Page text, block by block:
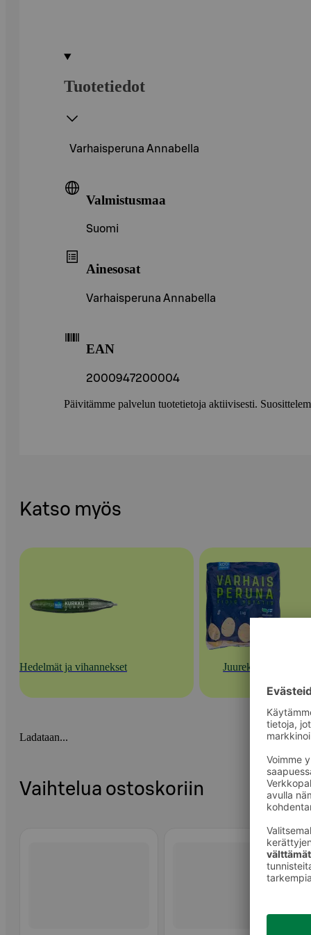
Tuotetiedot
Varhaisperuna Annabella
Valmistusmaa
Suomi
Ainesosat
Varhaisperuna Annabella
EAN
2000947200004
Päivitämme palvelun tuotetietoja aktiivisesti.
Katso myös
Hedelmät ja vihannekset Juurekset
Ladataan...
Vaihtelua ostoskoriin